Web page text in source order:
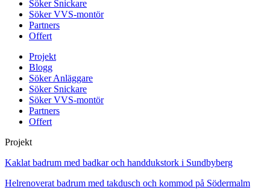
Söker Snickare
Söker VVS-montör
Partners
Offert
Projekt
Blogg
Söker Anläggare
Söker Snickare
Söker VVS-montör
Partners
Offert
Projekt
Kaklat badrum med badkar och handdukstork i Sundbyberg
Helrenoverat badrum med takdusch och kommod på Södermalm